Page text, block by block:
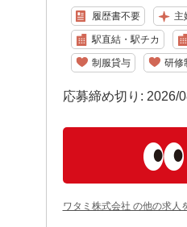
履歴書不要 主
駅直結・駅チカ
制服貸与 研修
応募締め切り: 2026/
ワタミ株式会社 の他の求人